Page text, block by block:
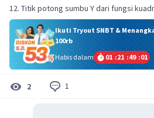
12. Titik potong sumbu Y dari fungsi
Ikuti Tryout SNBT &
100rb
Habis dalam
01 :21 :49 :01
2 1